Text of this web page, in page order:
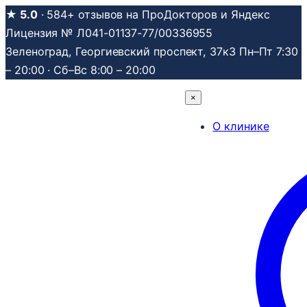
Перейти
к
содержимому
★ 5.0· 584+ отзывов на ПроДокторов и Яндекс
Лицензия № Л041-01137-77/00336955
Зеленоград, Георгиевский проспект, 37к3 Пн–Пт 7:30
– 20:00 · Сб–Вс 8:00 – 20:00
×
О клинике